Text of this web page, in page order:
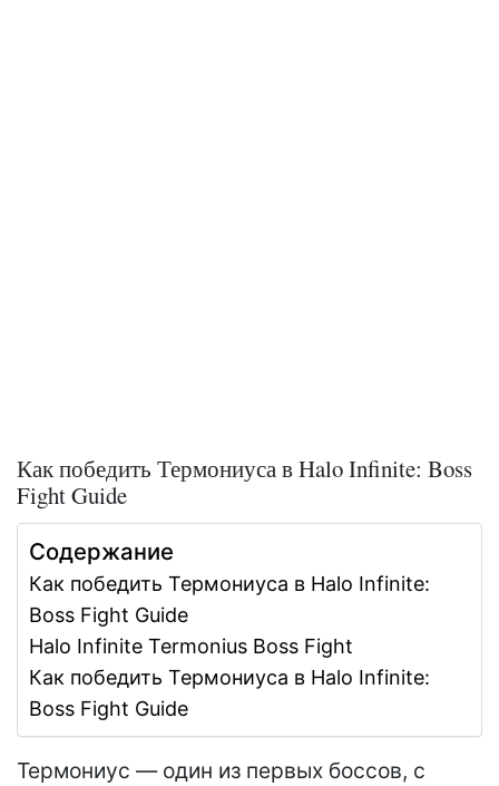
Как победить Термониуса в Halo Infinite: Boss
Fight Guide
Содержание
Как победить Термониуса в Halo Infinite:
Boss Fight Guide
Halo Infinite Termonius Boss Fight
Как победить Термониуса в Halo Infinite:
Boss Fight Guide
Термониус — один из первых боссов, с